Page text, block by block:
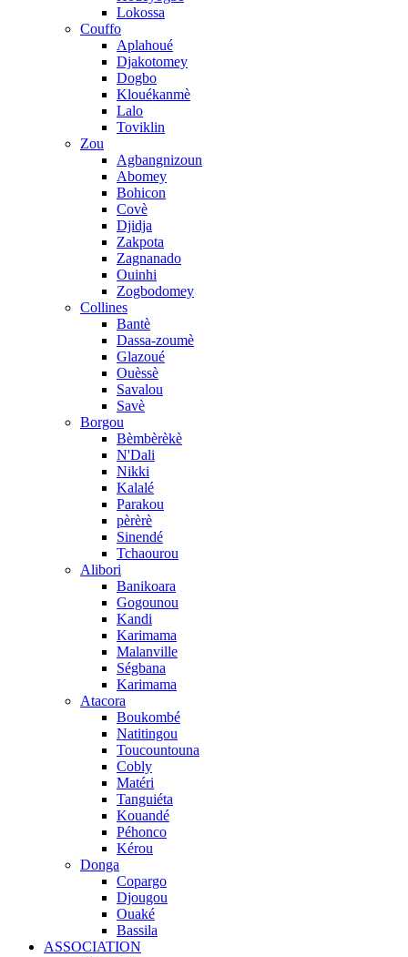
Lokossa
Couffo
Aplahoué
Djakotomey
Dogbo
Klouékanmè
Lalo
Toviklin
Zou
Agbangnizoun
Abomey
Bohicon
Covè
Djidja
Zakpota
Zagnanado
Ouinhi
Zogbodomey
Collines
Bantè
Dassa-zoumè
Glazoué
Ouèssè
Savalou
Savè
Borgou
Bèmbèrèkè
N'Dali
Nikki
Kalalé
Parakou
pèrèrè
Sinendé
Tchaourou
Alibori
Banikoara
Gogounou
Kandi
Karimama
Malanville
Ségbana
Karimama
Atacora
Boukombé
Natitingou
Toucountouna
Cobly
Matéri
Tanguiéta
Kouandé
Péhonco
Kérou
Donga
Copargo
Djougou
Ouaké
Bassila
ASSOCIATION